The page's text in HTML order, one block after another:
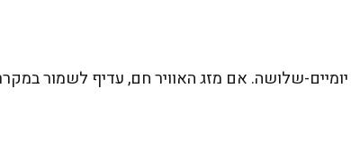
שלושה. אם מזג האוויר חם, עדיף לשמור